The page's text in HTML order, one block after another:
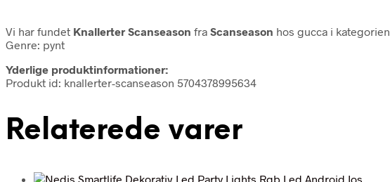
Vi har fundet Knallerter Scanseason fra Scanseason hos gucca i kategorien
Genre: pynt
Yderlige produktinformationer:
Produkt id: knallerter-scanseason 5704378995634
Relaterede varer